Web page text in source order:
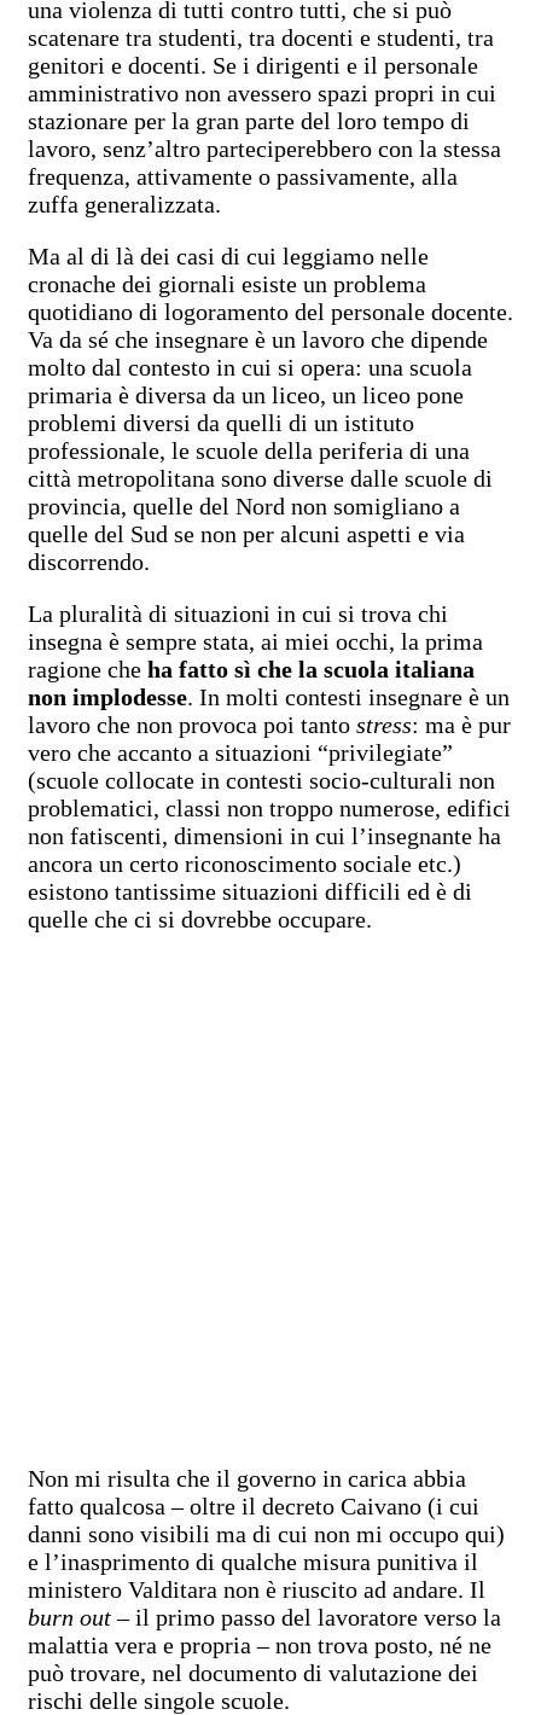
una violenza di tutti contro tutti, che si può
scatenare tra studenti, tra docenti e studenti, tra
genitori e docenti. Se i dirigenti e il personale
amministrativo non avessero spazi propri in cui
stazionare per la gran parte del loro tempo di
lavoro, senz’altro parteciperebbero con la stessa
frequenza, attivamente o passivamente, alla
zuffa generalizzata.
Ma al di là dei casi di cui leggiamo nelle
cronache dei giornali esiste un problema
quotidiano di logoramento del personale docente.
Va da sé che insegnare è un lavoro che dipende
molto dal contesto in cui si opera: una scuola
primaria è diversa da un liceo, un liceo pone
problemi diversi da quelli di un istituto
professionale, le scuole della periferia di una
città metropolitana sono diverse dalle scuole di
provincia, quelle del Nord non somigliano a
quelle del Sud se non per alcuni aspetti e via
discorrendo.
La pluralità di situazioni in cui si trova chi
insegna è sempre stata, ai miei occhi, la prima
ragione che ha fatto sì che la scuola italiana
non implodesse. In molti contesti insegnare è un
lavoro che non provoca poi tanto stress: ma è pur
vero che accanto a situazioni “privilegiate”
(scuole collocate in contesti socio-culturali non
problematici, classi non troppo numerose, edifici
non fatiscenti, dimensioni in cui l’insegnante ha
ancora un certo riconoscimento sociale etc.)
esistono tantissime situazioni difficili ed è di
quelle che ci si dovrebbe occupare.
Non mi risulta che il governo in carica abbia
fatto qualcosa – oltre il decreto Caivano (i cui
danni sono visibili ma di cui non mi occupo qui)
e l’inasprimento di qualche misura punitiva il
ministero Valditara non è riuscito ad andare. Il
burn out –il primo passo del lavoratore verso la
malattia vera e propria – non trova posto, né ne
può trovare, nel documento di valutazione dei
rischi delle singole scuole.